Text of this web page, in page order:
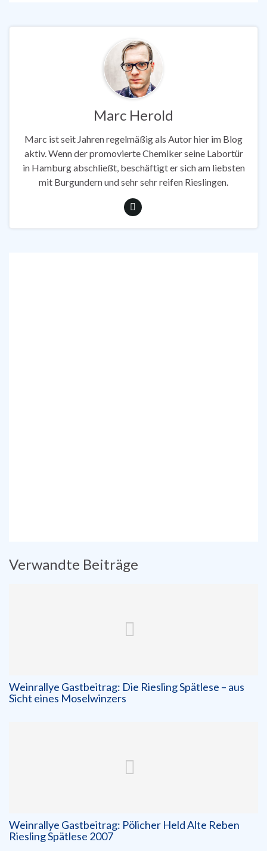
Marc Herold
Marc ist seit Jahren regelmäßig als Autor hier im Blog
aktiv. Wenn der promovierte Chemiker seine Labortür
in Hamburg abschließt, beschäftigt er sich am liebsten
mit Burgundern und sehr sehr reifen Rieslingen.
Verwandte Beiträge
Weinrallye Gastbeitrag: Die Riesling Spätlese – aus
Sicht eines Moselwinzers
Weinrallye Gastbeitrag: Pölicher Held Alte Reben
Riesling Spätlese 2007